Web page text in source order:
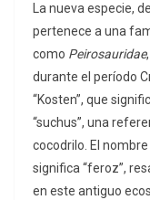
La nueva especie,
pertenece a una
como Peirosauridae
durante el período
“Kosten”, que
“suchus”, una
cocodrilo. El
significa “feroz”,
en este antiguo